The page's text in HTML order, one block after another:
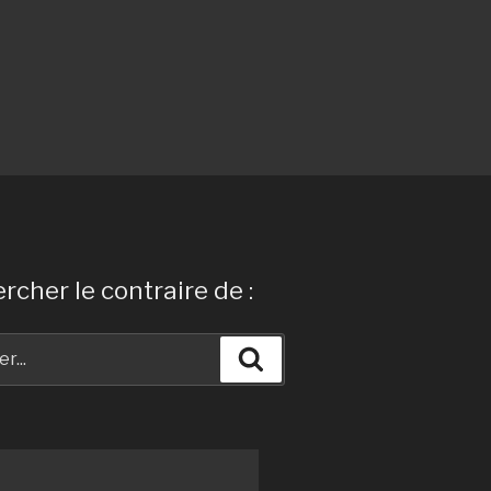
le contraire de :